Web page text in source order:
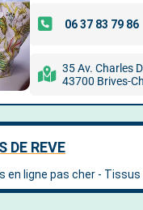
35 Av. Charles
43700 Brives-